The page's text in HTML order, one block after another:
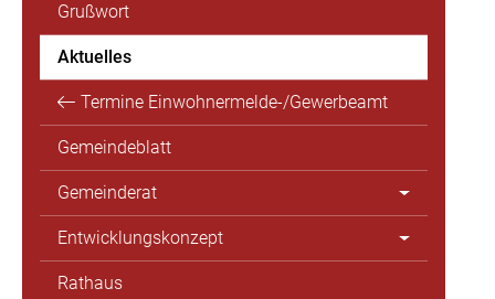
Grußwort
Aktuelles
Termine Einwohnermelde-/Gewerbeamt
Gemeindeblatt
Gemeinderat
Entwicklungskonzept
Rathaus